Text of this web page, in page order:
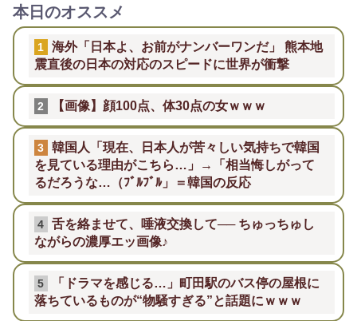
本日のオススメ
1
海外「日本よ、お前がナンバーワンだ」 熊本地
震直後の日本の対応のスピードに世界が衝撃
2 【画像】顔100点、体30点の女ｗｗｗ
3
韓国人「現在、日本人が苦々しい気持ちで韓国
を見ている理由がこちら…」→「相当悔しがって
るだろうな…（ﾌﾞﾙﾌﾞﾙ」＝韓国の反応
4
舌を絡ませて、唾液交換して── ちゅっちゅし
ながらの濃厚エッ画像♪
5
「ドラマを感じる…」町田駅のバス停の屋根に
落ちているものが“物騒すぎる”と話題にｗｗｗ